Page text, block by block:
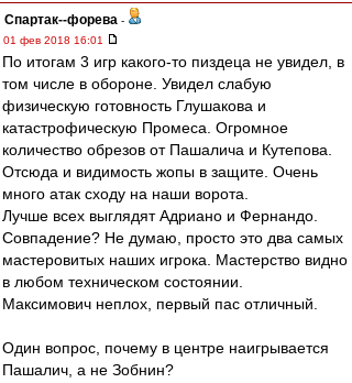
Cпартак--форева -
01 фев 2018 16:01
По итогам 3 игр какого-то пиздеца не увидел, в
том числе в обороне. Увидел слабую
физическую готовность Глушакова и
катастрофическую Промеса. Огромное
количество обрезов от Пашалича и Кутепова.
Отсюда и видимость жопы в защите. Очень
много атак сходу на наши ворота.
Лучше всех выглядят Адриано и Фернандо.
Совпадение? Не думаю, просто это два самых
мастеровитых наших игрока. Мастерство видно
в любом техническом состоянии.
Максимович неплох, первый пас отличный.
Один вопрос, почему в центре наигрывается
Пашалич, а не Зобнин?